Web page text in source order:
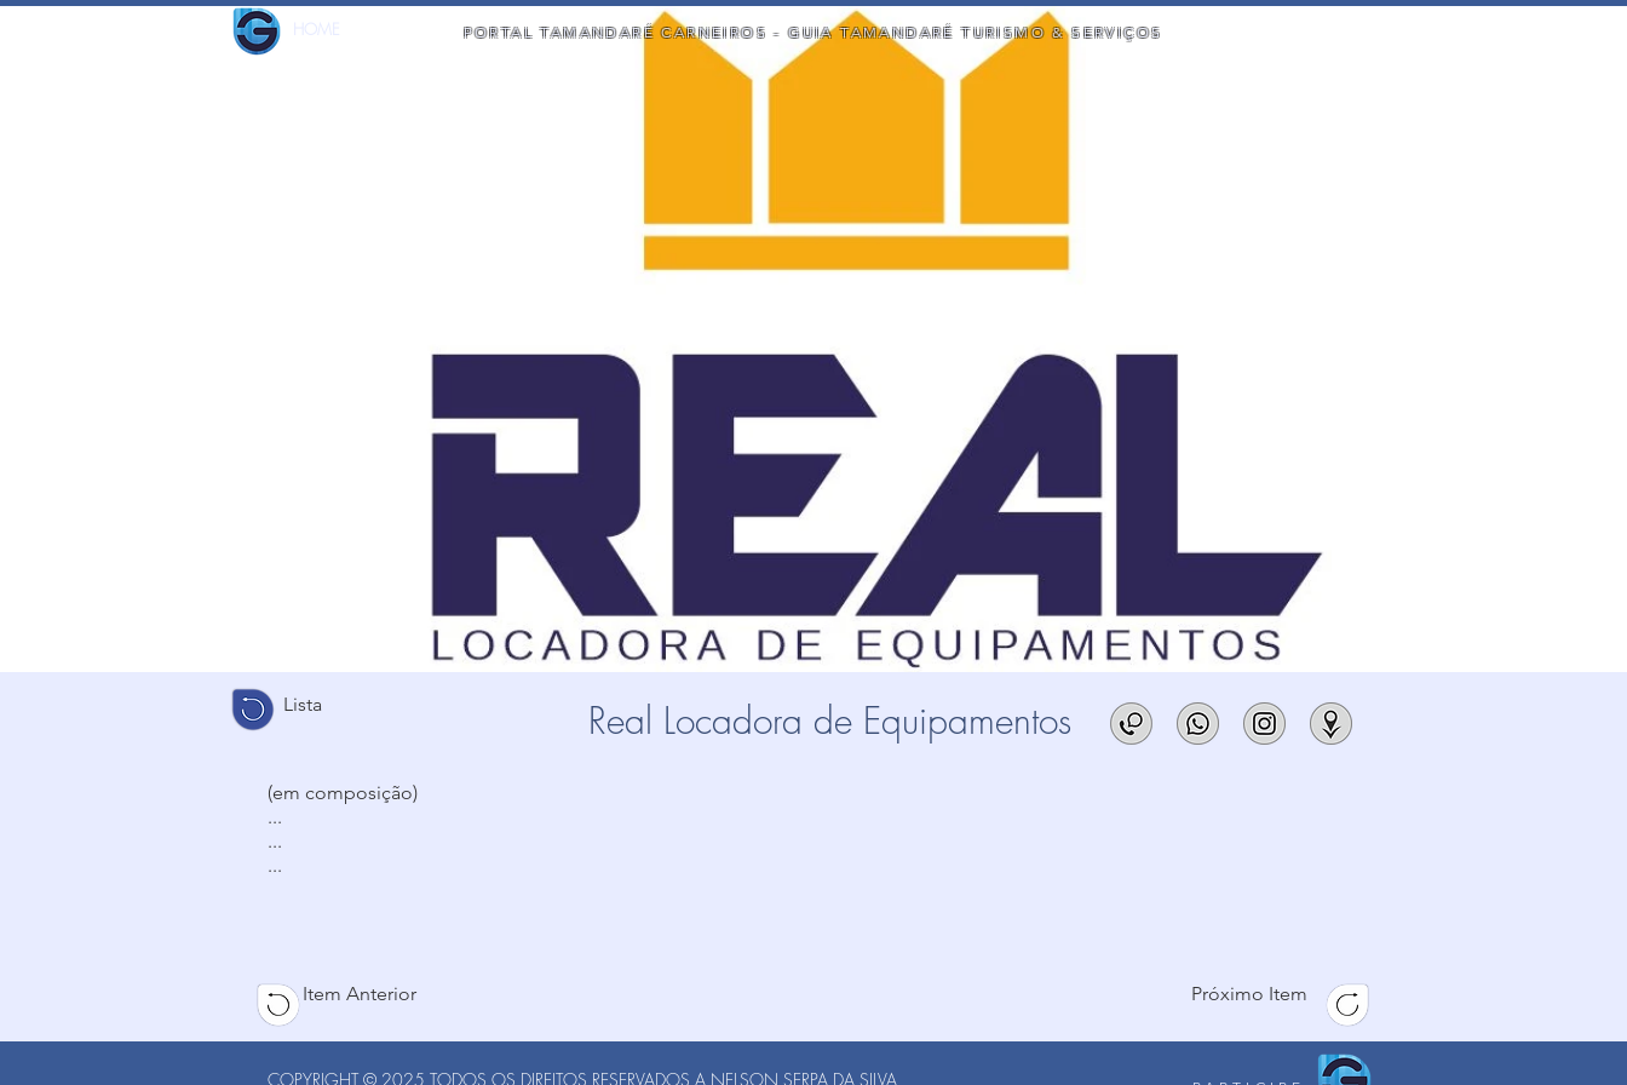
PORTAL TAMANDARÉ CARNEIROS - GUIA TAMANDARÉ TURISMO & SERVIÇOS
Lista Real Locadora de Equipamentos
(em composição)
...
...
...
Item Anterior Próximo Item
COPYRIGHT © 2025 TODOS OS DIREITOS RESERVADOS A NELSON SERPA DA SILVA